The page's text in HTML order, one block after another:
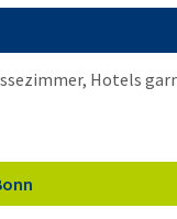
Hotels